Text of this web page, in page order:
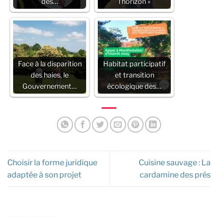
Face à la disparition
des haies, le
Gouvernement…
Habitat participatif
et transition
écologique des…
Choisir la forme juridique
adaptée à son projet
Cuisine sauvage : La
cardamine des prés